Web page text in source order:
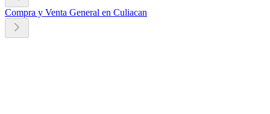
Compra y Venta General en Culiacan